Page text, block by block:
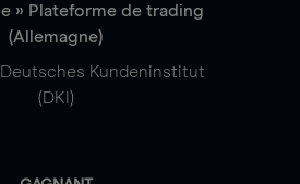
» Plateforme de trading
(Allemagne)
Kundeninstitut
(DKI)